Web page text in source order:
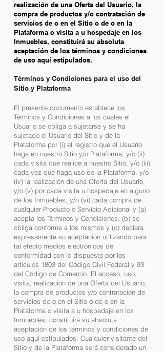
realización de una Oferta del Usuario, la
compra de productos y/o contratación de
servicios de o en el Sitio o de o en la
Plataforma o visita a u hospedaje en los
Inmuebles, constituirá su absoluta
aceptación de los términos y condiciones
de uso aquí estipulados.
Términos y Condiciones para el uso del
Sitio y Plataforma
El presente documento establece los
Términos y Condiciones a los cuales el
Usuario se obliga a sujetarse y se ha
sujetado el Usuario del Sitio y de la
Plataforma por (i) el registro que el Usuario
haga en nuestro Sitio y/o Plataforma, y/o (ii)
cada visita que realice a nuestro Sitio, y/o (iii)
cada vez que haga uso de la Plataforma, y/o
(iv) la realización de una Oferta del Usuario,
y/o (v) por cada visita u hospedaje en alguno
de los Inmuebles, y/o (vi) cada compra de
cualquier Producto o Servicio Adicional y (a)
acepta los Términos y Condiciones, (b) se
obliga conforme a los mismos y (c) declara
expresamente su aceptación utilizando para
tal efecto medios electrónicos de
conformidad con lo dispuesto por los
artículos 1803 del Código Civil Federal y 93
del Código de Comercio. El acceso, uso,
visita, realización de una Oferta del Usuario,
la compra de productos y/o contratación de
servicios de o en el Sitio o de o en la
Plataforma o visita a u hospedaje en los
Inmuebles, constituirá su absoluta
aceptación de los términos y condiciones de
uso aquí estipulados. Cualquier visitante del
Sitio y de la Plataforma será considerado un